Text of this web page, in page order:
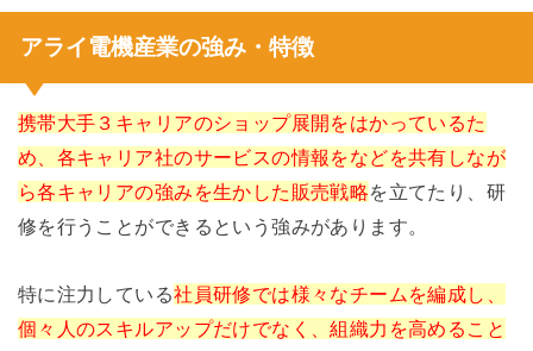
アライ電機産業の強み・特徴
携帯大手３キャリアのショップ展開をはかっているた
め、各キャリア社のサービスの情報をなどを共有しなが
ら各キャリアの強みを生かした販売戦略を立てたり、研
修を行うことができるという強みがあります。
特に注力している社員研修では様々なチームを編成し、
個々人のスキルアップだけでなく、組織力を高めること